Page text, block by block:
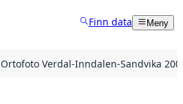
Finn data Meny
Ortofoto Verdal-Inndalen-Sandvika